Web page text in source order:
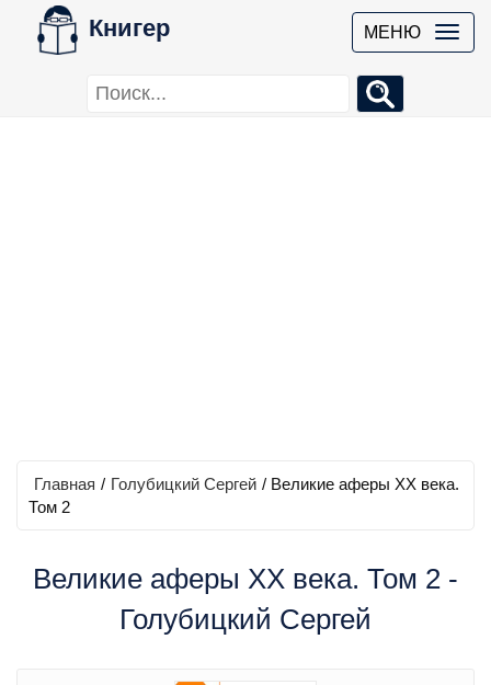
Книгер МЕНЮ
Главная / Голубицкий Сергей / Великие аферы XX века.
Том 2
Великие аферы XX века. Том 2 -
Голубицкий Сергей